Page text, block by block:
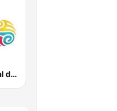
Radio Nacional de Colombia Bogotá 95.9 FM